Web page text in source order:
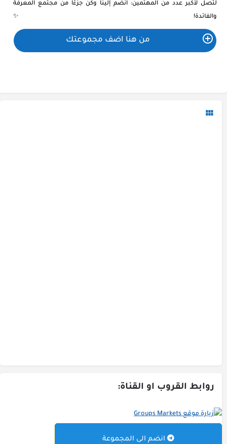
لتصل لأكبر عدد من المهتمين: انضم إلينا وكن جزءًا من مجتمع المعرفة
والفائدة! ✨
من هنا اضف مجموعتك
روابط القروب او القناة:
انضم الى المجموعة